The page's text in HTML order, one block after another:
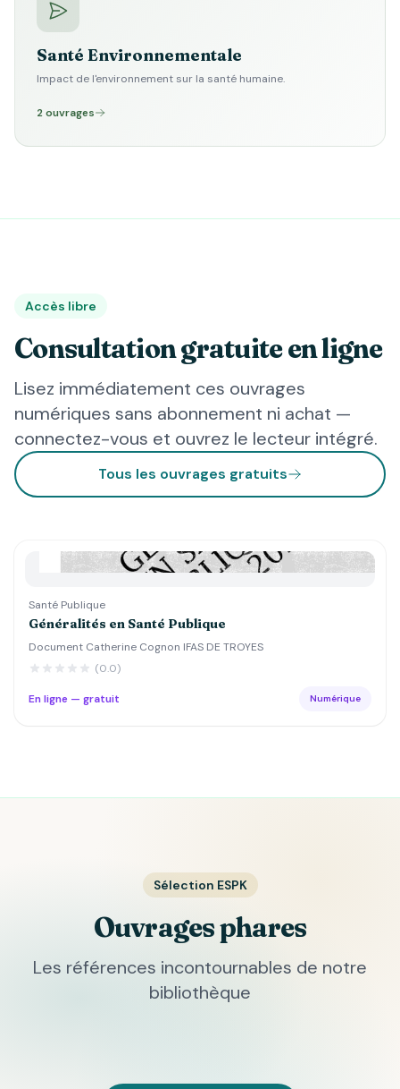
Santé Environnementale
Impact de l'environnement sur la santé humaine.
2 ouvrages
Accès libre
Consultation gratuite en ligne
Lisez immédiatement ces ouvrages
numériques sans abonnement ni achat —
connectez-vous et ouvrez le lecteur intégré.
Tous les ouvrages gratuits
Santé Publique
Généralités en Santé Publique
Document Catherine Cognon IFAS DE TROYES
(0.0)
En ligne — gratuit Numérique
Sélection ESPK
Ouvrages phares
Les références incontournables de notre
bibliothèque